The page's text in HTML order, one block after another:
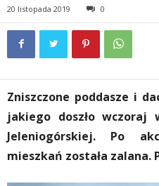
20 listopada 2019 0
Zniszczone poddasze i
jakiego doszło wczoraj
Jeleniogórskiej. Po
mieszkań została zalana.